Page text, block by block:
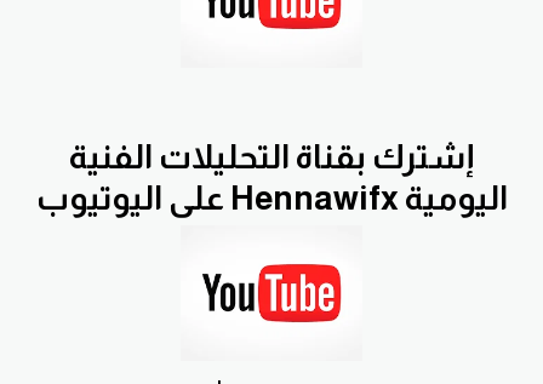
إشترك بقناة التحليلات الفنية
اليومية Hennawifx على اليوتيوب